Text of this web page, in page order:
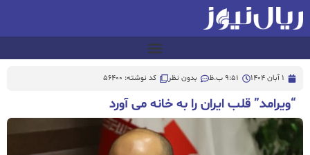
1 آبان 1404 9:51 ب.ظ بدون نظر کد نوشته: 56400
“ویرامد” قلب ایران را به خانه می آورد